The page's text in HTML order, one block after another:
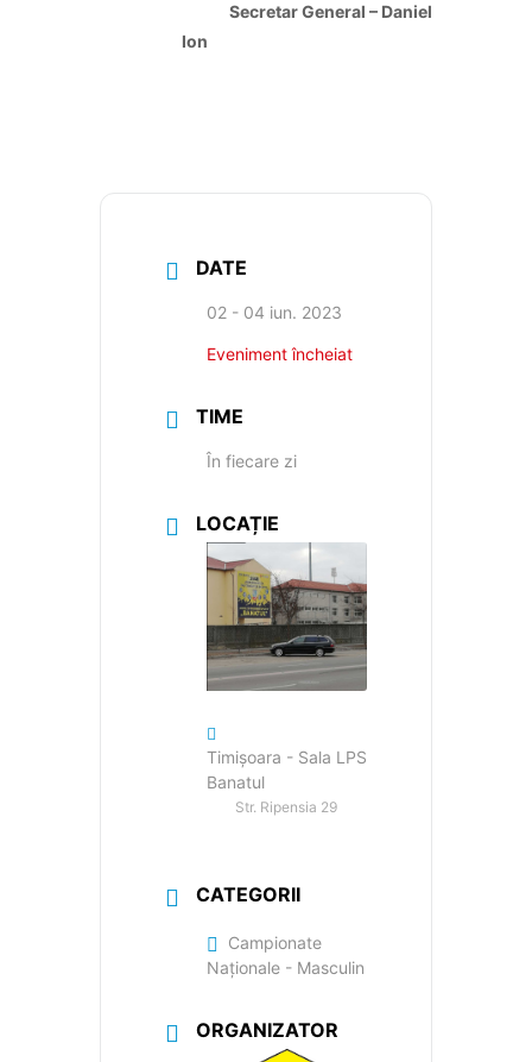
Secretar General – Daniel
Ion
DATE
02 - 04 iun. 2023
Eveniment încheiat
TIME
În fiecare zi
LOCAȚIE
Timișoara - Sala LPS
Banatul
Str. Ripensia 29
CATEGORII
Campionate
Naționale - Masculin
ORGANIZATOR